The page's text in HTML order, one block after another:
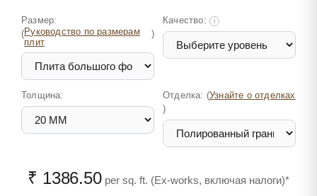
Размер:
(Руководство по размерам
плит
)
Качество: i
Толщина: Отделка: (Узнайте о отделках
)
₹ 1386.50 per sq. ft. (Ex-works, включая налоги)*